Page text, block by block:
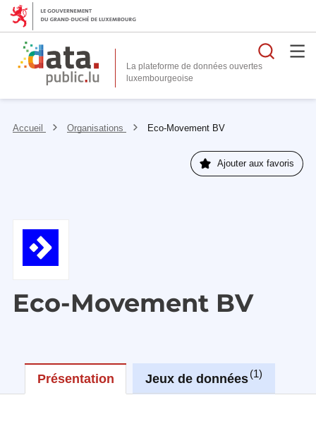
La plateforme de données ouvertes
Accueil Organisations Eco-Movement BV
Ajouter aux favoris
Eco-Movement BV
Présentation Jeux de données 1